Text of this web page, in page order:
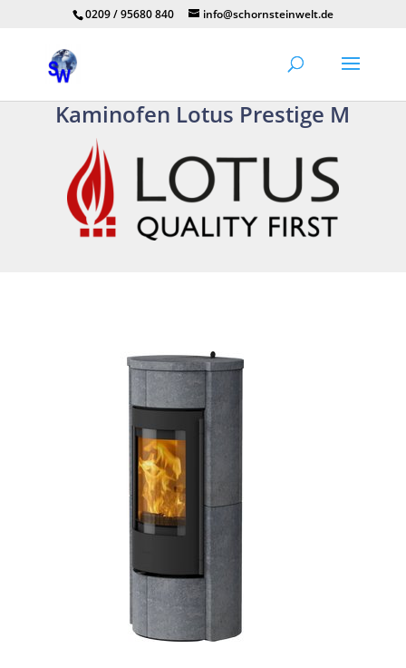
0209 / 95680 840 info@schornsteinwelt.de
Kaminofen Lotus Prestige M